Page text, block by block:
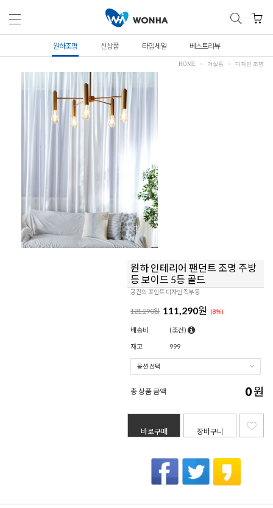
원하조명 신상품 타임세일 베스트리뷰
HOME 거실등 디자인 조명
원하 인테리어 팬던트 조명 주방
등 보이드 5등 골드
공간의 포인트 디자인 직부등
121,290원 111,290원 (8%)
배송비 (조건)
재고 999
총 상품 금액 0원
바로구매 장바구니